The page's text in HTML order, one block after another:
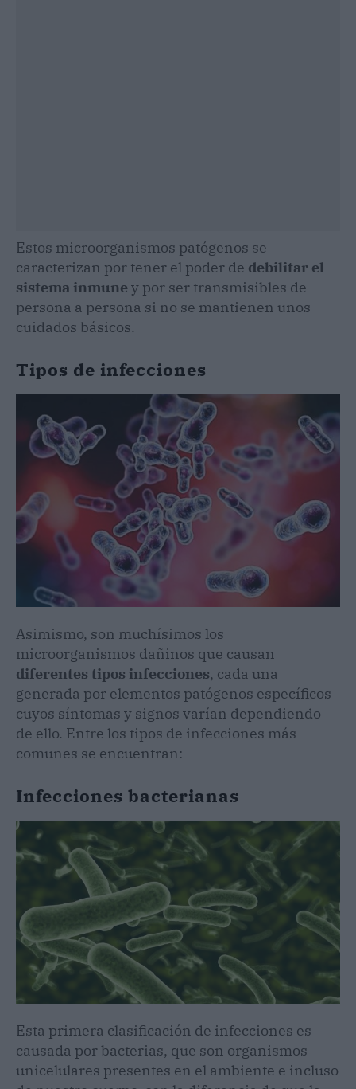
Estos microorganismos patógenos se
caracterizan por tener el poder de debilitar el
sistema inmuney por ser transmisibles de
persona a persona si no se mantienen unos
cuidados básicos.
Tipos de infecciones
Asimismo, son muchísimos los
microorganismos dañinos que causan
diferentes tipos infecciones, cada una
generada por elementos patógenos específicos
cuyos síntomas y signos varían dependiendo
de ello. Entre los tipos de infecciones más
comunes se encuentran:
Infecciones bacterianas
Esta primera clasificación de infecciones es
causada por bacterias, que son organismos
unicelulares presentes en el ambiente e incluso